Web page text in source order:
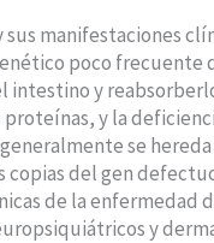
manifestaciones
poco frecuente
y
y la
se
del gen
de la enfermedad
y